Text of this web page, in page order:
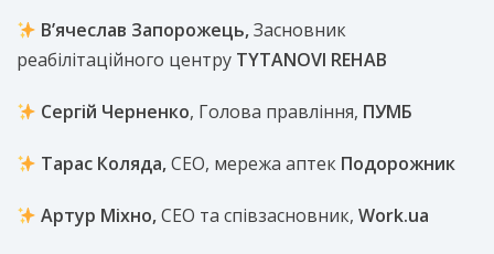
В’ячеслав Запорожець,Засновник
реабілітаційного центру TYTANOVI REHAB
Сергій Черненко, Голова правління, ПУМБ
Тарас Коляда,СЕО, мережа аптек Подорожник
Артур Міхно,CEO та співзасновник,Work.ua